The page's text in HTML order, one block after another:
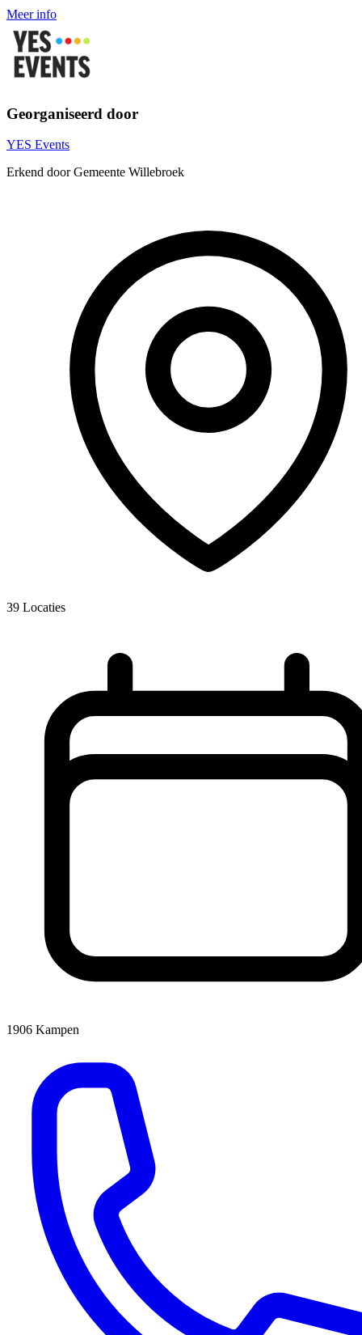
Meer info
Georganiseerd door
YES Events
Erkend door Gemeente Willebroek
39 Locaties
1906 Kampen